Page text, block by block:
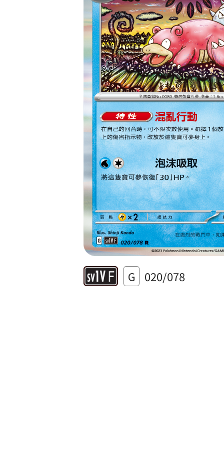
G 020/078